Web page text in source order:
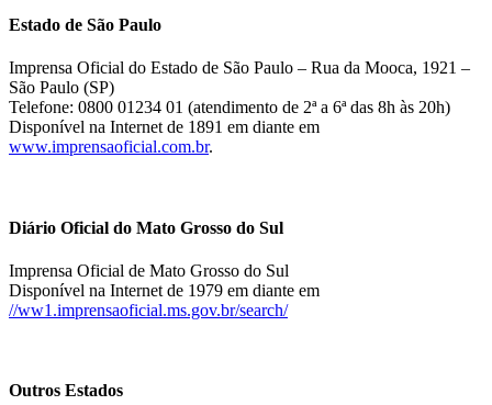
Estado de São Paulo
Imprensa Oficial do Estado de São Paulo – Rua da Mooca, 1921 –
São Paulo (SP)
Telefone: 0800 01234 01 (atendimento de 2ª a 6ª das 8h às 20h)
Disponível na Internet de 1891 em diante em
www.imprensaoficial.com.br.
Diário Oficial do Mato Grosso do Sul
Imprensa Oficial de Mato Grosso do Sul
Disponível na Internet de 1979 em diante em
//ww1.imprensaoficial.ms.gov.br/search/
Outros Estados